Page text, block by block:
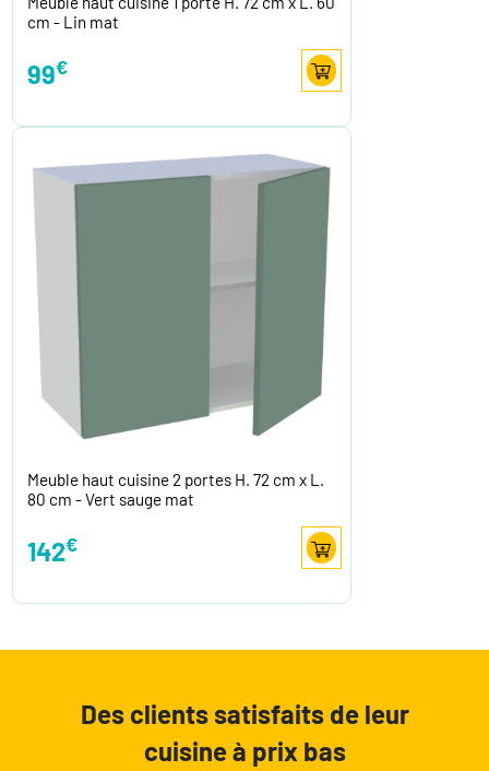
cm - Lin mat
99€
Meuble haut cuisine 2 portes H. 72 cm x L.
80 cm - Vert sauge mat
142€
Des clients satisfaits de leur
cuisine à prix bas